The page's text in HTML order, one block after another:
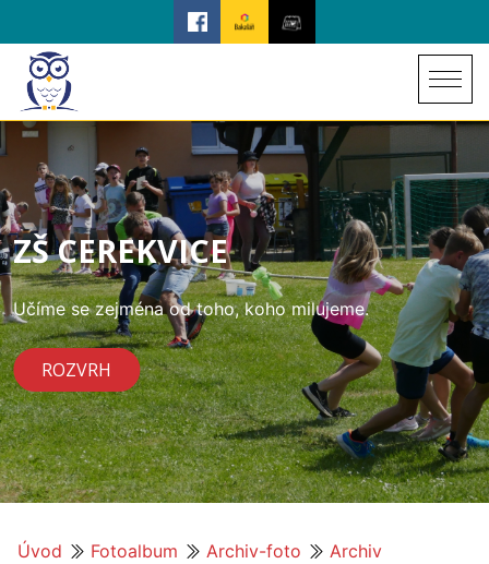
ZŠ CEREKVICE
Učíme se zejména od toho, koho milujeme.
ROZVRH
Úvod Fotoalbum Archiv-foto
Archiv